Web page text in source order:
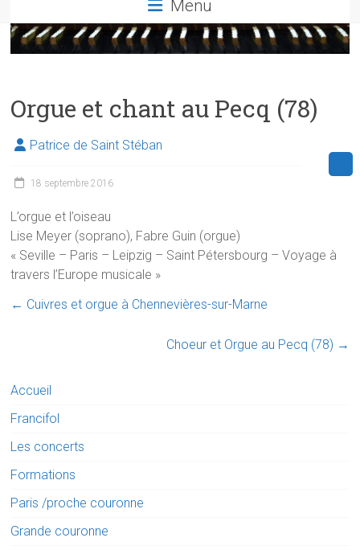
Menu
Orgue et chant au Pecq (78)
Patrice de Saint Stéban
18 septembre 2016
L’orgue et l’oiseau
Lise Meyer (soprano), Fabre Guin (orgue)
« Seville – Paris – Leipzig – Saint Pétersbourg – Voyage à
travers l’Europe musicale »
← Cuivres et orgue à Chennevières-sur-Marne
Choeur et Orgue au Pecq (78) →
Accueil
Francifol
Les concerts
Formations
Paris /proche couronne
Grande couronne